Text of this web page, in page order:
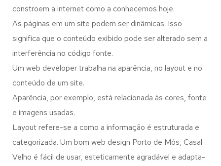
constroem a internet como a conhecemos hoje.
As páginas em um site podem ser dinâmicas. Isso
significa que o conteúdo exibido pode ser alterado sem a
interferência no código fonte.
Um web developer trabalha na aparência, no layout e no
conteúdo de um site.
Aparência, por exemplo, está relacionada às cores, fonte
e imagens usadas.
Layout refere-se a como a informação é estruturada e
categorizada. Um bom web design Porto de Mós, Casal
Velho é fácil de usar, esteticamente agradável e adapta-